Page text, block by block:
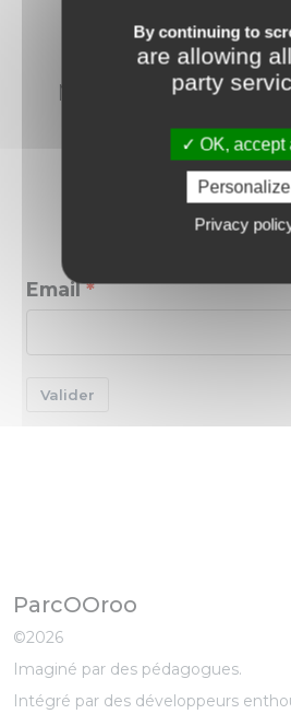
Merci de renseigner
dessous et cliquer
Email
Valider
ParcOOroo
©2026
Imaginé par des pédagogues.
Intégré par des développeurs
By continuing to
are allowing
party
OK, accept
Personalize
Privacy